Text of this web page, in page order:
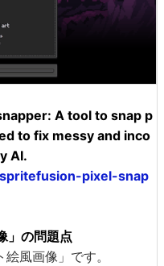
A tool to snap p
to fix messy and inco
AI.
pixel-snap
」の問題点
風画像」です。